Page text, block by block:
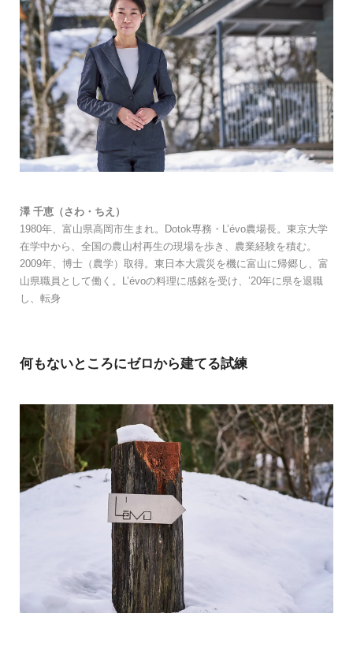
澤 千恵（さわ・ちえ）
1980年、富山県高岡市生まれ。 Dotok専務・L’évo農場長。 東京大学
在学中から、全国の農山村再生の現場を歩き、農業経験を積む。
2009年、博士（農学）取得。東日本大震災を機に富山に帰郷し、富
山県職員として働く。L’évoの料理に感銘を受け、’20年に県を退職
し、転身
何もないところにゼロから建てる試練